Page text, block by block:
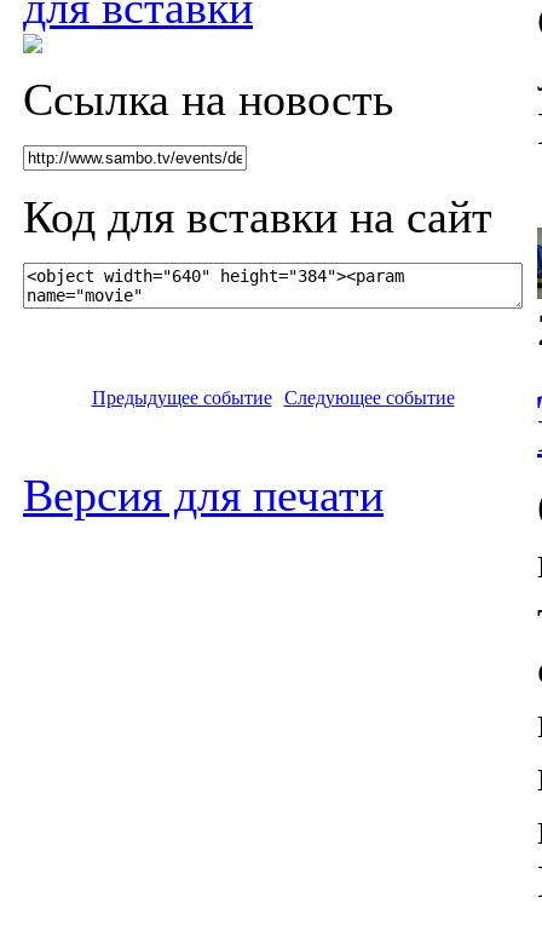
Ссылка на новость
Код для вставки на сайт
Предыдущее событие Следующее событие
Версия для печати